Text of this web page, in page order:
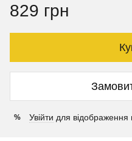
829 грн
% Увійти для відображення